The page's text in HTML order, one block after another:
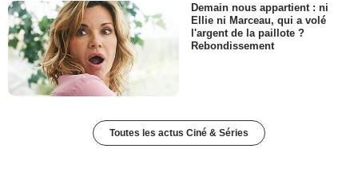
Demain nous appartient : ni
Ellie ni Marceau, qui a volé
l'argent de la paillote ?
Rebondissement
Toutes les actus Ciné & Séries